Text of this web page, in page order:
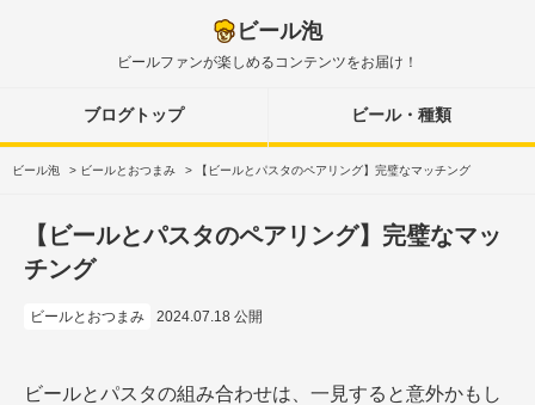
ビール泡
ビールファンが楽しめるコンテンツをお届け！
ブログトップ ビール・種類
ビール泡 > ビールとおつまみ > 【ビールとパスタのペアリング】完璧なマッチング
【ビールとパスタのペアリング】完璧なマッ
チング
ビールとおつまみ 2024.07.18 公開
ビールとパスタの組み合わせは、一見すると意外かもし